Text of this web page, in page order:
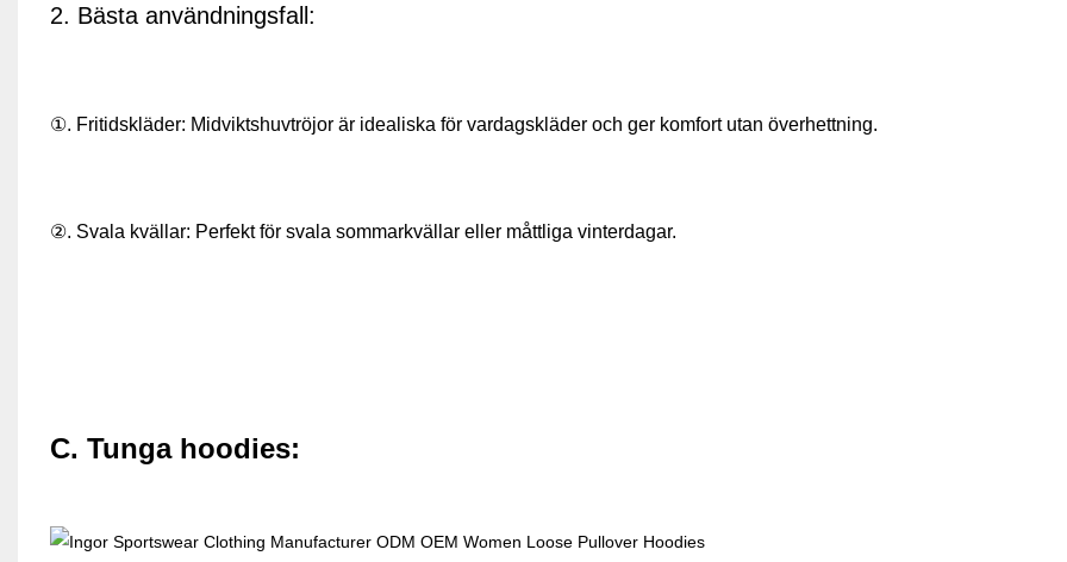
2. Bästa användningsfall:
①. Fritidskläder: Midviktshuvtröjor är idealiska för vardagskläder och ger komfort utan överhettning.
②. Svala kvällar: Perfekt för svala sommarkvällar eller måttliga vinterdagar.
C. Tunga hoodies: